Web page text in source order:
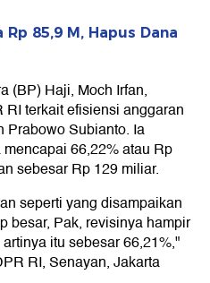
85,9 M, Hapus Dana
(BP) Haji, Moch Irfan,
terkait efisiensi anggaran
Prabowo Subianto. Ia
66,22% atau Rp
sebesar Rp 129 miliar.
seperti yang disampaikan
besar, Pak, revisinya hampir
itu sebesar 66,21%,"
RI, Senayan, Jakarta